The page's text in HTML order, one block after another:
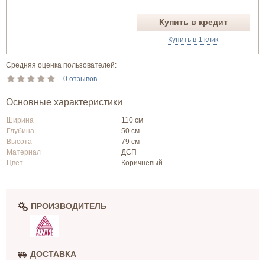
Купить в кредит
Купить в 1 клик
Средняя оценка пользователей:
0 отзывов
Основные характеристики
Ширина
110 см
Глубина
50 см
Высота
79 см
Материал
ДСП
Цвет
Коричневый
ПРОИЗВОДИТЕЛЬ
ДОСТАВКА